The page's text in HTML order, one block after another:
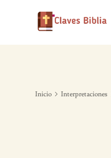
Inicio Interpretaciones